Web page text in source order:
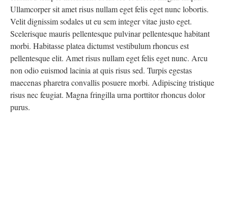
Ullamcorper sit amet risus nullam eget felis eget nunc lobortis.
Velit dignissim sodales ut eu sem integer vitae justo eget.
Scelerisque mauris pellentesque pulvinar pellentesque habitant
morbi. Habitasse platea dictumst vestibulum rhoncus est
pellentesque elit. Amet risus nullam eget felis eget nunc. Arcu
non odio euismod lacinia at quis risus sed. Turpis egestas
maecenas pharetra convallis posuere morbi. Adipiscing tristique
risus nec feugiat. Magna fringilla urna porttitor rhoncus dolor
purus.